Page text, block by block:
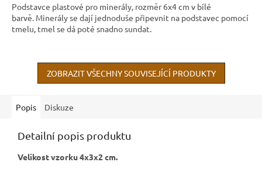
Podstavce plastové pro minerály, rozměr 6x4 cm v bílé
barvě. Minerály se dají jednoduše připevnit na podstavec pomocí
tmelu, tmel se dá poté snadno sundat.
ZOBRAZIT VŠECHNY SOUVISEJÍCÍ PRODUKTY
Popis Diskuze
Detailní popis produktu
Velikost vzorku 4x3x2 cm.